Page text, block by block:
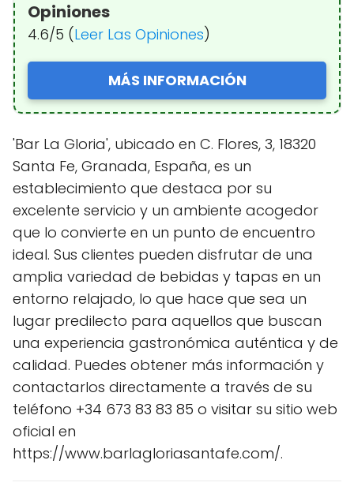
Opiniones
4.6/5 (Leer Las Opiniones)
MÁS INFORMACIÓN
'Bar La Gloria', ubicado en C. Flores, 3, 18320
Santa Fe, Granada, España, es un
establecimiento que destaca por su
excelente servicio y un ambiente acogedor
que lo convierte en un punto de encuentro
ideal. Sus clientes pueden disfrutar de una
amplia variedad de bebidas y tapas en un
entorno relajado, lo que hace que sea un
lugar predilecto para aquellos que buscan
una experiencia gastronómica auténtica y de
calidad. Puedes obtener más información y
contactarlos directamente a través de su
teléfono +34 673 83 83 85 o visitar su sitio web
oficial en
https://www.barlagloriasantafe.com/.